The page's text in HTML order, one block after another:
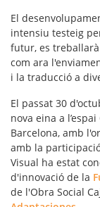
El
intensiu testeig
futur, es
com ara
i la traducció a
El passat 30
nova eina a
Barcelona, amb
amb la
Visual ha estat
d'innovació de la
de l'Obra Social